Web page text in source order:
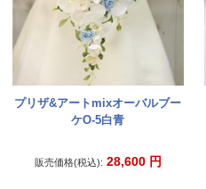
プリザ&アートmixオーバルブー
ケO-5白青
販売価格(税込): 28,600 円